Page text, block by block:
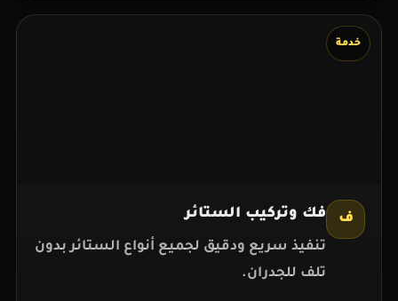
خدمة
ف فك وتركيب الستائر
تنفيذ سريع ودقيق لجميع أنواع الستائر بدون
تلف للجدران.